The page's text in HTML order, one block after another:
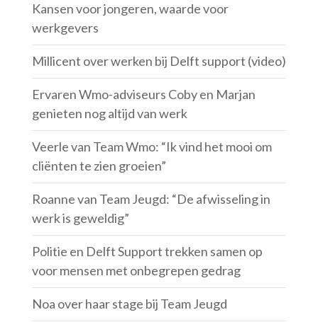
Kansen voor jongeren, waarde voor
werkgevers
Millicent over werken bij Delft support (video)
Ervaren Wmo-adviseurs Coby en Marjan
genieten nog altijd van werk
Veerle van Team Wmo: “Ik vind het mooi om
cliënten te zien groeien”
Roanne van Team Jeugd: “De afwisseling in
werk is geweldig”
Politie en Delft Support trekken samen op
voor mensen met onbegrepen gedrag
Noa over haar stage bij Team Jeugd